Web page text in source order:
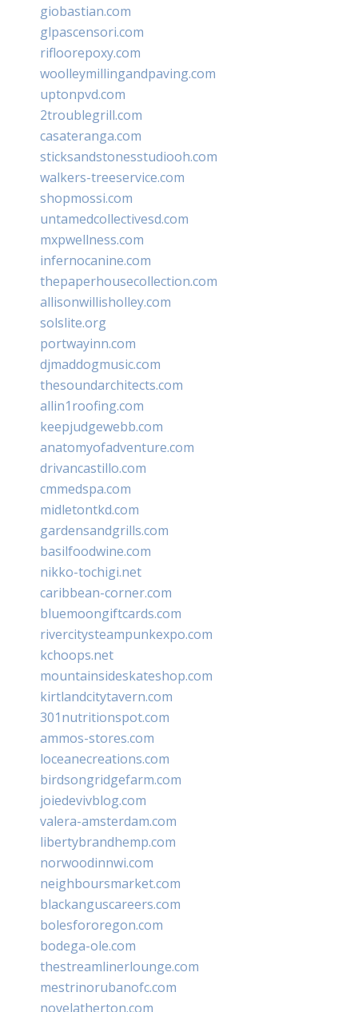
giobastian.com
glpascensori.com
rifloorepoxy.com
woolleymillingandpaving.com
uptonpvd.com
2troublegrill.com
casateranga.com
sticksandstonesstudiooh.com
walkers-treeservice.com
shopmossi.com
untamedcollectivesd.com
mxpwellness.com
infernocanine.com
thepaperhousecollection.com
allisonwillisholley.com
solslite.org
portwayinn.com
djmaddogmusic.com
thesoundarchitects.com
allin1roofing.com
keepjudgewebb.com
anatomyofadventure.com
drivancastillo.com
cmmedspa.com
midletontkd.com
gardensandgrills.com
basilfoodwine.com
nikko-tochigi.net
caribbean-corner.com
bluemoongiftcards.com
rivercitysteampunkexpo.com
kchoops.net
mountainsideskateshop.com
kirtlandcitytavern.com
301nutritionspot.com
ammos-stores.com
loceanecreations.com
birdsongridgefarm.com
joiedevivblog.com
valera-amsterdam.com
libertybrandhemp.com
norwoodinnwi.com
neighboursmarket.com
blackanguscareers.com
bolesfororegon.com
bodega-ole.com
thestreamlinerlounge.com
mestrinorubanofc.com
novelatherton.com